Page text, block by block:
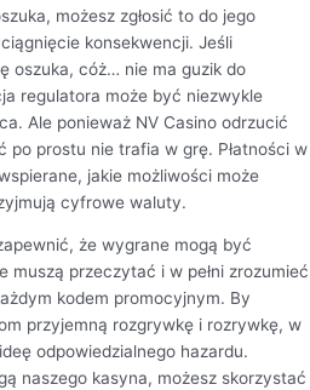
możesz zgłosić to do jego
konsekwencji. Jeśli
oszuka, cóż… nie ma guzik do
regulatora może być niezwykle
Ale ponieważ NV Casino odrzucić
po prostu nie trafia w grę. Płatności w
jakie możliwości może
cyfrowe waluty.
że wygrane mogą być
muszą przeczytać i w pełni zrozumieć
kodem promocyjnym. By
przyjemną rozgrywkę i rozrywkę, w
odpowiedzialnego hazardu.
naszego kasyna, możesz skorzystać